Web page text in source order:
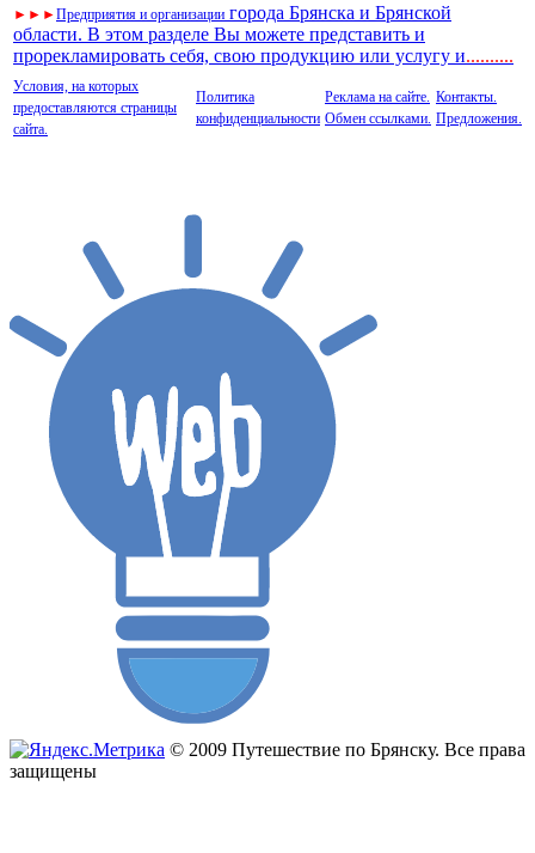
► ► ►Предприятия и организации города Брянска и Брянской
области. В этом разделе Вы можете представить и
прорекламировать себя, свою продукцию или услугу и..........
Условия, на которых
предоставляются страницы
сайта.
Политика
конфиденциальности
Реклама на сайте.
Обмен ссылками.
Контакты.
Предложения.
© 2009 Путешествие по Брянску. Все права
защищены